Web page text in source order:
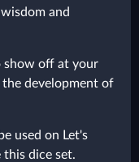
and
show off at your
development of
used on Let's
this dice set.